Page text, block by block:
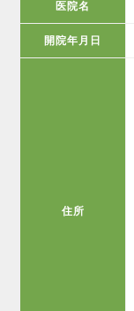
医院名
開院年月日
住所